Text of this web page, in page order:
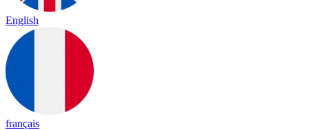
English
français